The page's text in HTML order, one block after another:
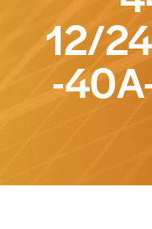
12/
-